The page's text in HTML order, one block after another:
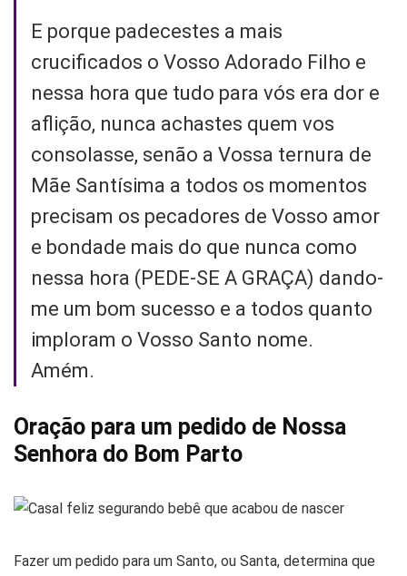
E porque padecestes a mais
crucificados o Vosso Adorado Filho e
nessa hora que tudo para vós era dor e
aflição, nunca achastes quem vos
consolasse, senão a Vossa ternura de
Mãe Santísima a todos os momentos
precisam os pecadores de Vosso amor
e bondade mais do que nunca como
nessa hora (PEDE-SE A GRAÇA) dando-
me um bom sucesso e a todos quanto
imploram o Vosso Santo nome.
Amém.
Oração para um pedido de Nossa
Senhora do Bom Parto
Fazer um pedido para um Santo, ou Santa, determina que